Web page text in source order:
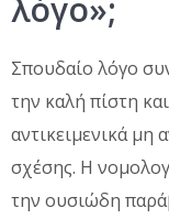
Σπουδαίο λόγο
την καλή πίστη
αντικειμενικά μη
σχέσης. Η
την ουσιώδη